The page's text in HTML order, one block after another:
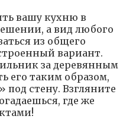
вашу кухню в
а вид любого
из общего
вариант.
за деревянным
его таким образом,
стену. Взгляните
где же